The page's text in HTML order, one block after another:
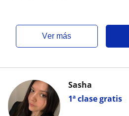
ver más
1ª clase gratis
Sasha